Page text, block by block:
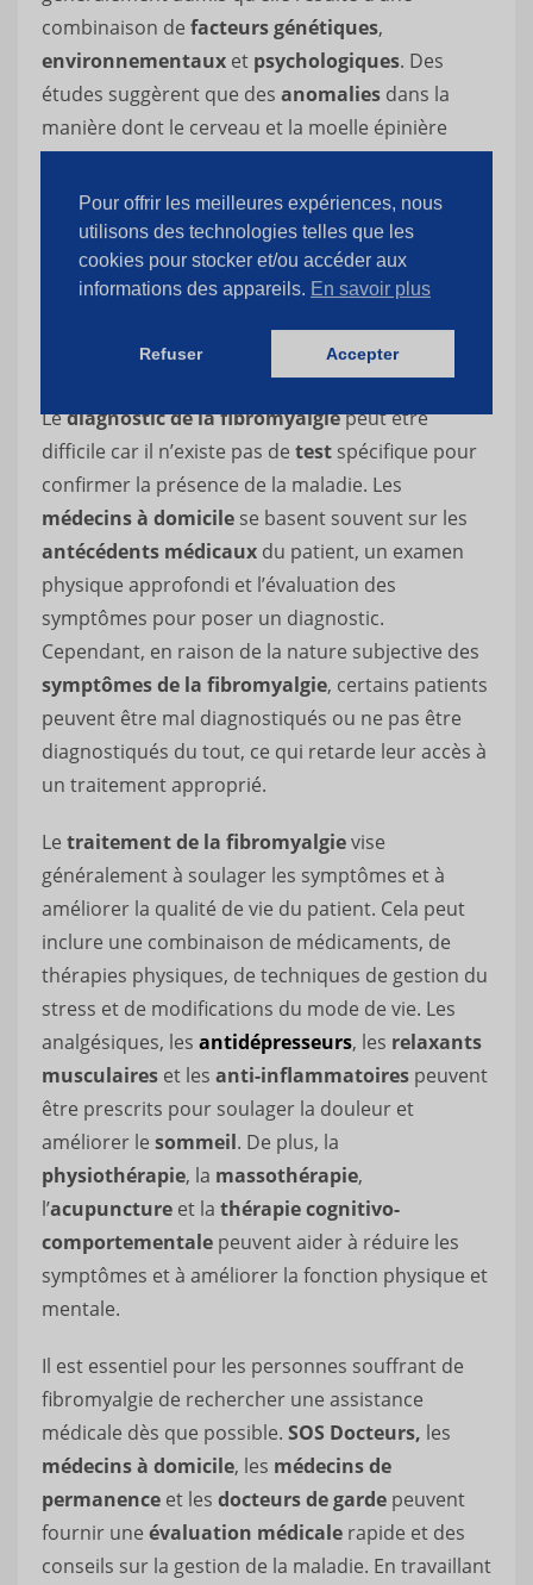
combinaison de facteurs génétiques,
environnementaux et psychologiques. Des
études suggèrent que des anomalies dans la
manière dont le cerveau et la moelle épinière
rôle dans ledéveloppement de la fibromyalgie.
De plus, des événements tels que des
traumatismes physiques ou émotionnels
infections viraleset desdéséquilibres
peuvent déclencher ou aggraver les
symptômes de la maladie.
Lediagnostic de la fibromyalgiepeut être
difficile car il n’existe pas de test spécifique pour
confirmer la présence de la maladie. Les
médecins à domicile se basent souvent sur les
antécédents médicaux du patient, un examen
physique approfondi et l’évaluation des
symptômes pour poser un diagnostic.
Cependant, en raison de la nature subjective des
symptômes de la fibromyalgie, certains patients
peuvent être mal diagnostiqués ou ne pas être
diagnostiqués du tout, ce qui retarde leur accès à
un traitement approprié.
Le traitement de la fibromyalgievise
généralement à soulager les symptômes et à
améliorer la qualité de vie du patient. Cela peut
inclure une combinaison de médicaments, de
thérapies physiques, de techniques de gestion du
stress et de modifications du mode de vie. Les
analgésiques, les antidépresseurs, les relaxants
musculaires et les anti-inflammatoires peuvent
être prescrits pour soulager la douleur et
améliorer le sommeil. De plus, la
physiothérapie, la massothérapie,
l’acupuncture et la thérapie cognitivo-
comportementale peuvent aider à réduire les
symptômes et à améliorer la fonction physique et
mentale.
Il est essentiel pour les personnes souffrant de
fibromyalgie de rechercher une assistance
médicale dès que possible. SOS Docteurs, les
médecins à domicile, les médecins de
permanence et les docteurs de garde peuvent
fournir une évaluation médicale rapide et des
conseils sur la gestion de la maladie. En travaillant
Pour offrir les meilleures expériences, nous
utilisons des technologies telles que les
cookies pour stocker et/ou accéder aux
informations des appareils. En savoir plus
Refuser Accepter